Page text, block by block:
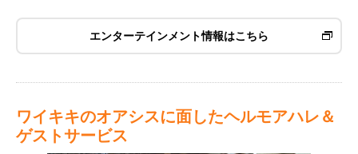
エンターテインメント情報はこちら
ワイキキのオアシスに面したヘルモアハレ＆
ゲストサービス